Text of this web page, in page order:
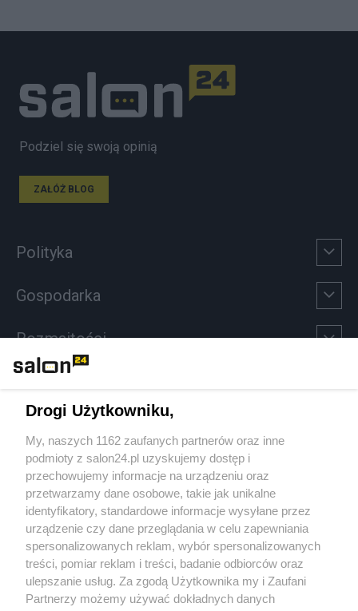
Podziel się swoją opinią
ZAŁÓŻ BLOG
Polityka
Gospodarka
Rozmaitości
Sport
Społeczeństwo
Kultura
X Facebook Instagram Youtube
Drogi Użytkowniku,
My, naszych 1162 zaufanych partnerów oraz inne
podmioty z salon24.pl uzyskujemy dostęp i
przechowujemy informacje na urządzeniu oraz
przetwarzamy dane osobowe, takie jak unikalne
identyfikatory, standardowe informacje wysyłane przez
urządzenie czy dane przeglądania w celu zapewniania
spersonalizowanych reklam, wybór spersonalizowanych
treści, pomiar reklam i treści, badanie odbiorców oraz
ulepszanie usług. Za zgodą Użytkownika my i Zaufani
Partnerzy możemy używać dokładnych danych